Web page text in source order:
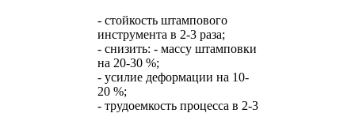
- стойкость штампового
инструмента в 2-3 раза;
- снизить: - массу штамповки
на 20-30 %;
- усилие деформации на 10-
20 %;
- трудоемкость процесса в 2-3